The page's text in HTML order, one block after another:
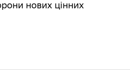
нових цінних